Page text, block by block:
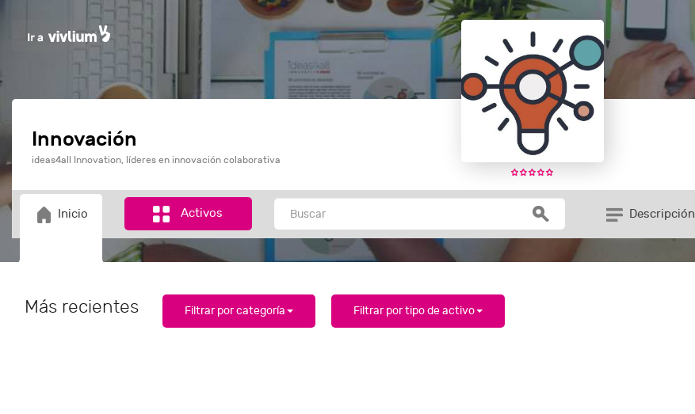
Innovación
ideas4all Innovation, líderes en innovación colaborativa
Inicio Activos Descripción
Más recientes Filtrar por categoría Filtrar por tipo de activo